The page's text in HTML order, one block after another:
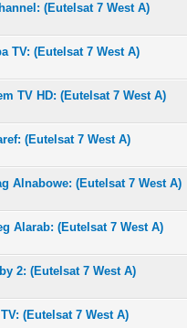
(Eutelsat 7 West A)
45
TV: (Eutelsat 7 West A)
5
TV HD: (Eutelsat 7 West A)
5
(Eutelsat 7 West A)
5
Alnabowe: (Eutelsat 7 West A)
5
Alarab: (Eutelsat 7 West A)
5
2: (Eutelsat 7 West A)
5
(Eutelsat 7 West A)
4 5